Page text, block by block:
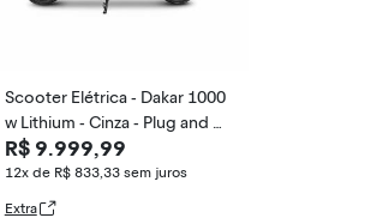
Scooter Elétrica - Dakar 1000
w Lithium - Cinza - Plug and M
ove
R$ 9.999,99
12x de R$ 833,33 sem juros
Extra